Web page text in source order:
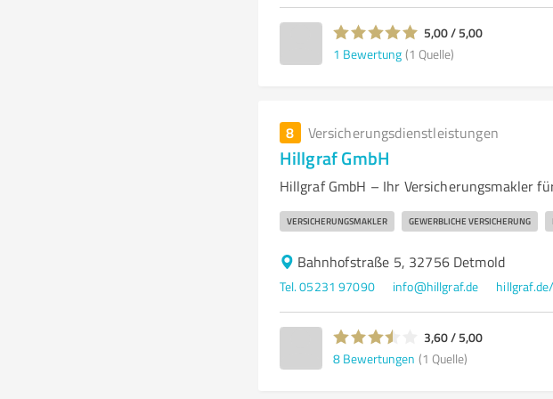
5,00 / 5,00
1 Bewertung (1 Quelle)
8 Versicherungsdienstleistungen
Hillgraf GmbH
Hillgraf GmbH – Ihr Versicherungsmakler
VERSICHERUNGSMAKLER GEWERBLICHE VERSICHERUNG
Bahnhofstraße 5, 32756 Detmold
Tel. 05231 97090 info@hillgraf.de hillgraf.de/
3,60 / 5,00
8 Bewertungen (1 Quelle)